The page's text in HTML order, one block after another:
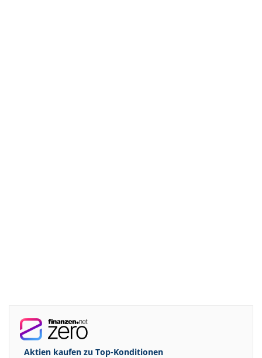
Aktien kaufen zu Top-Konditionen